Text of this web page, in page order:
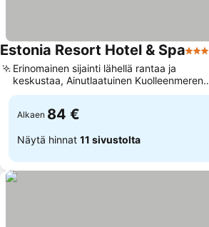
Estonia Resort Hotel & Spa4
Erinomainen sijainti lähellä rantaa ja
keskustaa, Ainutlaatuinen Kuolleenmeren
suolavesiallas
Alkaen 84 €
Näytä hinnat 11 sivustolta